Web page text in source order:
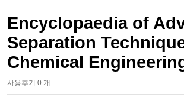
Encyclopaedia of
Separation
Chemical
사용후기 0 개